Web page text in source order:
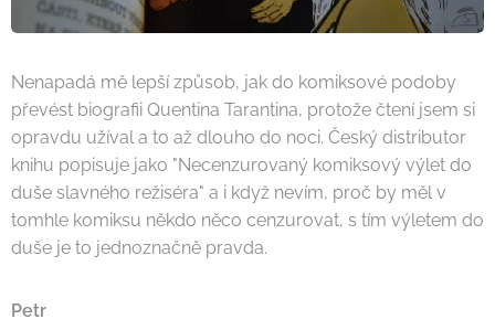
Nenapadá mě lepší způsob, jak do komiksové podoby
převést biografii Quentina Tarantina, protože čtení jsem si
opravdu užíval a to až dlouho do noci. Český distributor
knihu popisuje jako "Necenzurovaný komiksový výlet do
duše slavného režiséra" a i když nevím, proč by měl v
tomhle komiksu někdo něco cenzurovat, s tím výletem do
duše je to jednoznačně pravda.
Petr